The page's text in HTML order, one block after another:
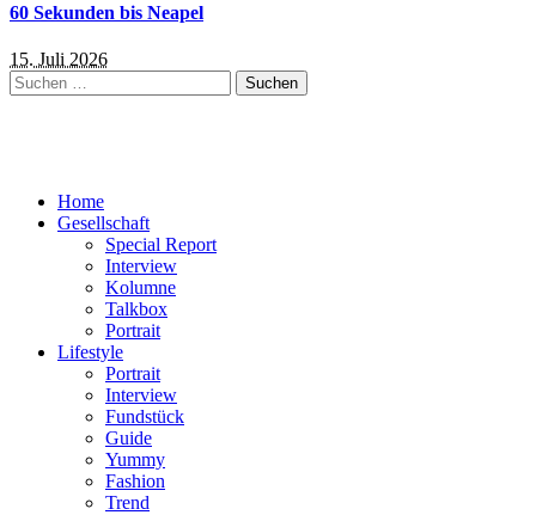
60 Sekunden bis Neapel
15. Juli 2026
Suchen
nach:
Home
Gesellschaft
Special Report
Interview
Kolumne
Talkbox
Portrait
Lifestyle
Portrait
Interview
Fundstück
Guide
Yummy
Fashion
Trend